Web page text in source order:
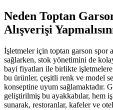
Neden Toptan
Alışverişi
İşletmeler için toptan garson spor
sağlarken, stok yönetimini de
bayi fiyatları ile birlikte
bu ürünler, çeşitli renk ve model
konseptine uyum sağlamaktadır.
geliştirilmiş bu ayakkabılar, hem
sunarak, restoranlar, kafeler ve